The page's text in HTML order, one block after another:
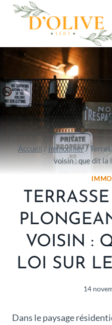
Aller
Accueil/Immobilier/
voisin : que dit la
VOISIN :
LOI SUR
14
Dans le paysage